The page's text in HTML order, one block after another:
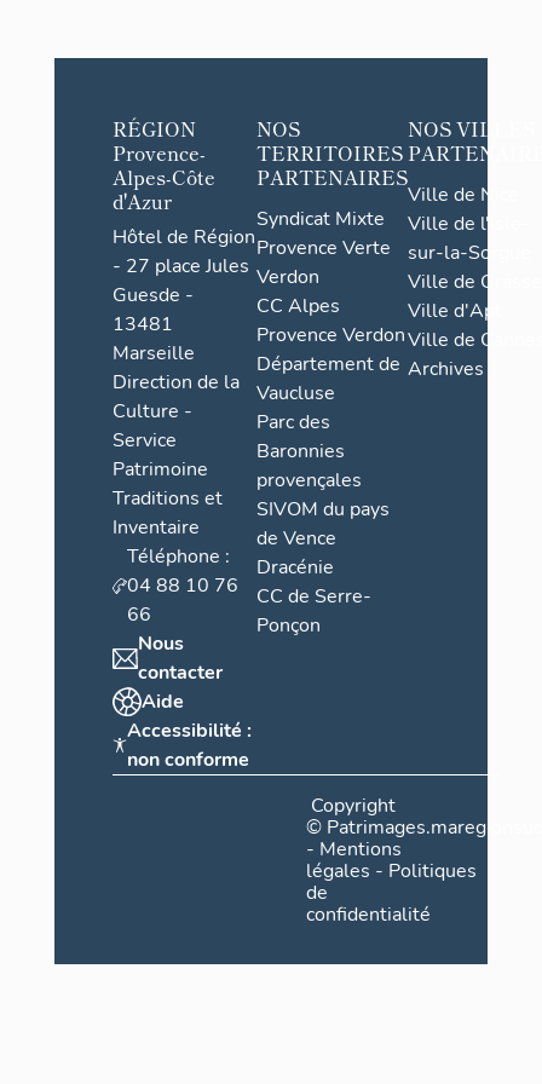
RÉGION
Provence-
Alpes-Côte
d'Azur
Hôtel de Région
- 27 place Jules
Guesde -
13481
Marseille
Direction de la
Culture -
Service
Patrimoine
Traditions et
Inventaire
Téléphone :
04 88 10 76
66
Nous
contacter
Aide
Accessibilité :
non conforme
NOS
TERRITOIRES
PARTENAIRES
Syndicat Mixte
Provence Verte
Verdon
CC Alpes
Provence Verdon
Département de
Vaucluse
Parc des
Baronnies
provençales
SIVOM du pays
de Vence
Dracénie
CC de Serre-
Ponçon
NOS VILLES
Ville de Nice
Ville de l'Isle-
sur-la-Sorgue
Ville de Grasse
Ville d'Apt
Ville de
Archives
Copyright
©
- Mentions
légales - Politiques
de
confidentialité